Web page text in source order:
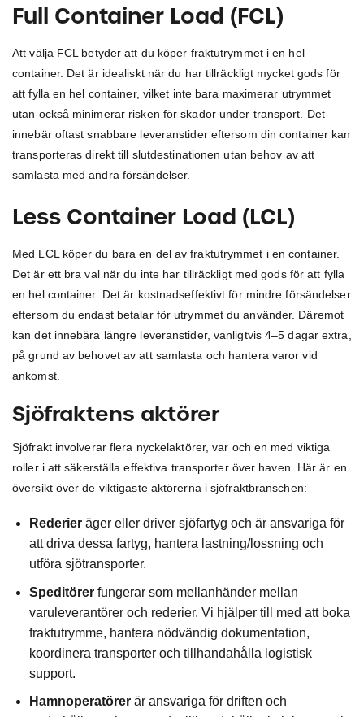
Full Container Load (FCL)
Att välja FCL betyder att du köper fraktutrymmet i en hel
container. Det är idealiskt när du har tillräckligt mycket gods för
att fylla en hel container, vilket inte bara maximerar utrymmet
utan också minimerar risken för skador under transport. Det
innebär oftast snabbare leveranstider eftersom din container kan
transporteras direkt till slutdestinationen utan behov av att
samlasta med andra försändelser.
Less Container Load (LCL)
Med LCL köper du bara en del av fraktutrymmet i en container.
Det är ett bra val när du inte har tillräckligt med gods för att fylla
en hel container. Det är kostnadseffektivt för mindre försändelser
eftersom du endast betalar för utrymmet du använder. Däremot
kan det innebära längre leveranstider, vanligtvis 4–5 dagar extra,
på grund av behovet av att samlasta och hantera varor vid
ankomst.
Sjöfraktens aktörer
Sjöfrakt involverar flera nyckelaktörer, var och en med viktiga
roller i att säkerställa effektiva transporter över haven. Här är en
översikt över de viktigaste aktörerna i sjöfraktbranschen:
Rederier äger eller driver sjöfartyg och är ansvariga för
att driva dessa fartyg, hantera lastning/lossning och
utföra sjötransporter.
Speditörer fungerar som mellanhänder mellan
varuleverantörer och rederier. Vi hjälper till med att boka
fraktutrymme, hantera nödvändig dokumentation,
koordinera transporter och tillhandahålla logistisk
support.
Hamnoperatörer är ansvariga för driften och